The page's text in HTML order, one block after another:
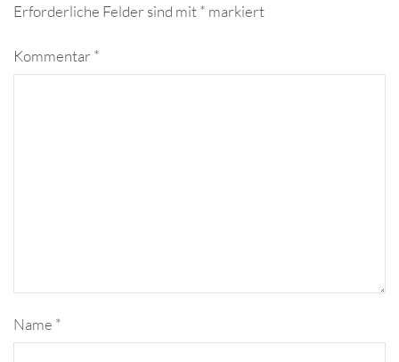
Erforderliche Felder sind mit* markiert
Kommentar *
Name *